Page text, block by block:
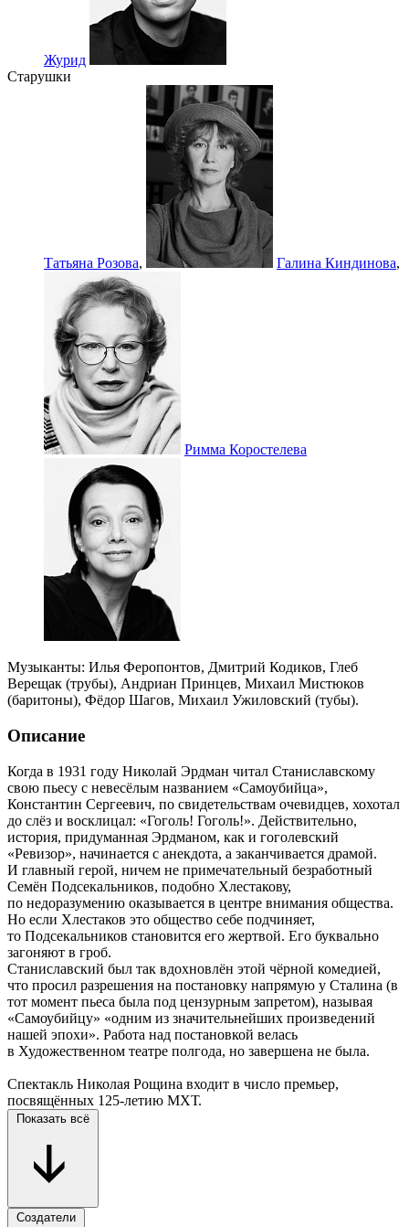
Журид
Старушки
Татьяна Розова, Галина Киндинова,
Римма Коростелева
Музыканты: Илья Феропонтов, Дмитрий Кодиков, Глеб
Верещак (трубы), Андриан Принцев, Михаил Мистюков
(баритоны), Фёдор Шагов, Михаил Ужиловский (тубы).
Описание
Когда в 1931 году Николай Эрдман читал Станиславскому
свою пьесу с невесёлым названием «Самоубийца»,
Константин Сергеевич, по свидетельствам очевидцев, хохотал
до слёз и восклицал: «Гоголь! Гоголь!». Действительно,
история, придуманная Эрдманом, как и гоголевский
«Ревизор», начинается с анекдота, а заканчивается драмой.
И главный герой, ничем не примечательный безработный
Семён Подсекальников, подобно Хлестакову,
по недоразумению оказывается в центре внимания общества.
Но если Хлестаков это общество себе подчиняет,
то Подсекальников становится его жертвой. Его буквально
загоняют в гроб.
Станиславский был так вдохновлён этой чёрной комедией,
что просил разрешения на постановку напрямую у Сталина (в
тот момент пьеса была под цензурным запретом), называя
«Самоубийцу» «одним из значительнейших произведений
нашей эпохи». Работа над постановкой велась
в Художественном театре полгода, но завершена не была.
Спектакль Николая Рощина входит в число премьер,
посвящённых 125-летию МХТ.
Показать всё
Создатели